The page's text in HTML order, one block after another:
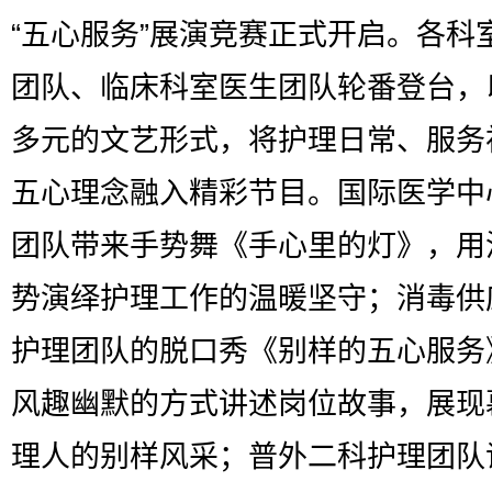
“五心服务”展演竞赛正式开启。各科
团队、临床科室医生团队轮番登台
多元的文艺形式，将护理日常、服
五心理念融入精彩节目。国际医学
团队带来手势舞《手心里的灯》，
势演绎护理工作的温暖坚守；消毒
护理团队的脱口秀《别样的五心服
风趣幽默的方式讲述岗位故事，展
理人的别样风采；普外二科护理团